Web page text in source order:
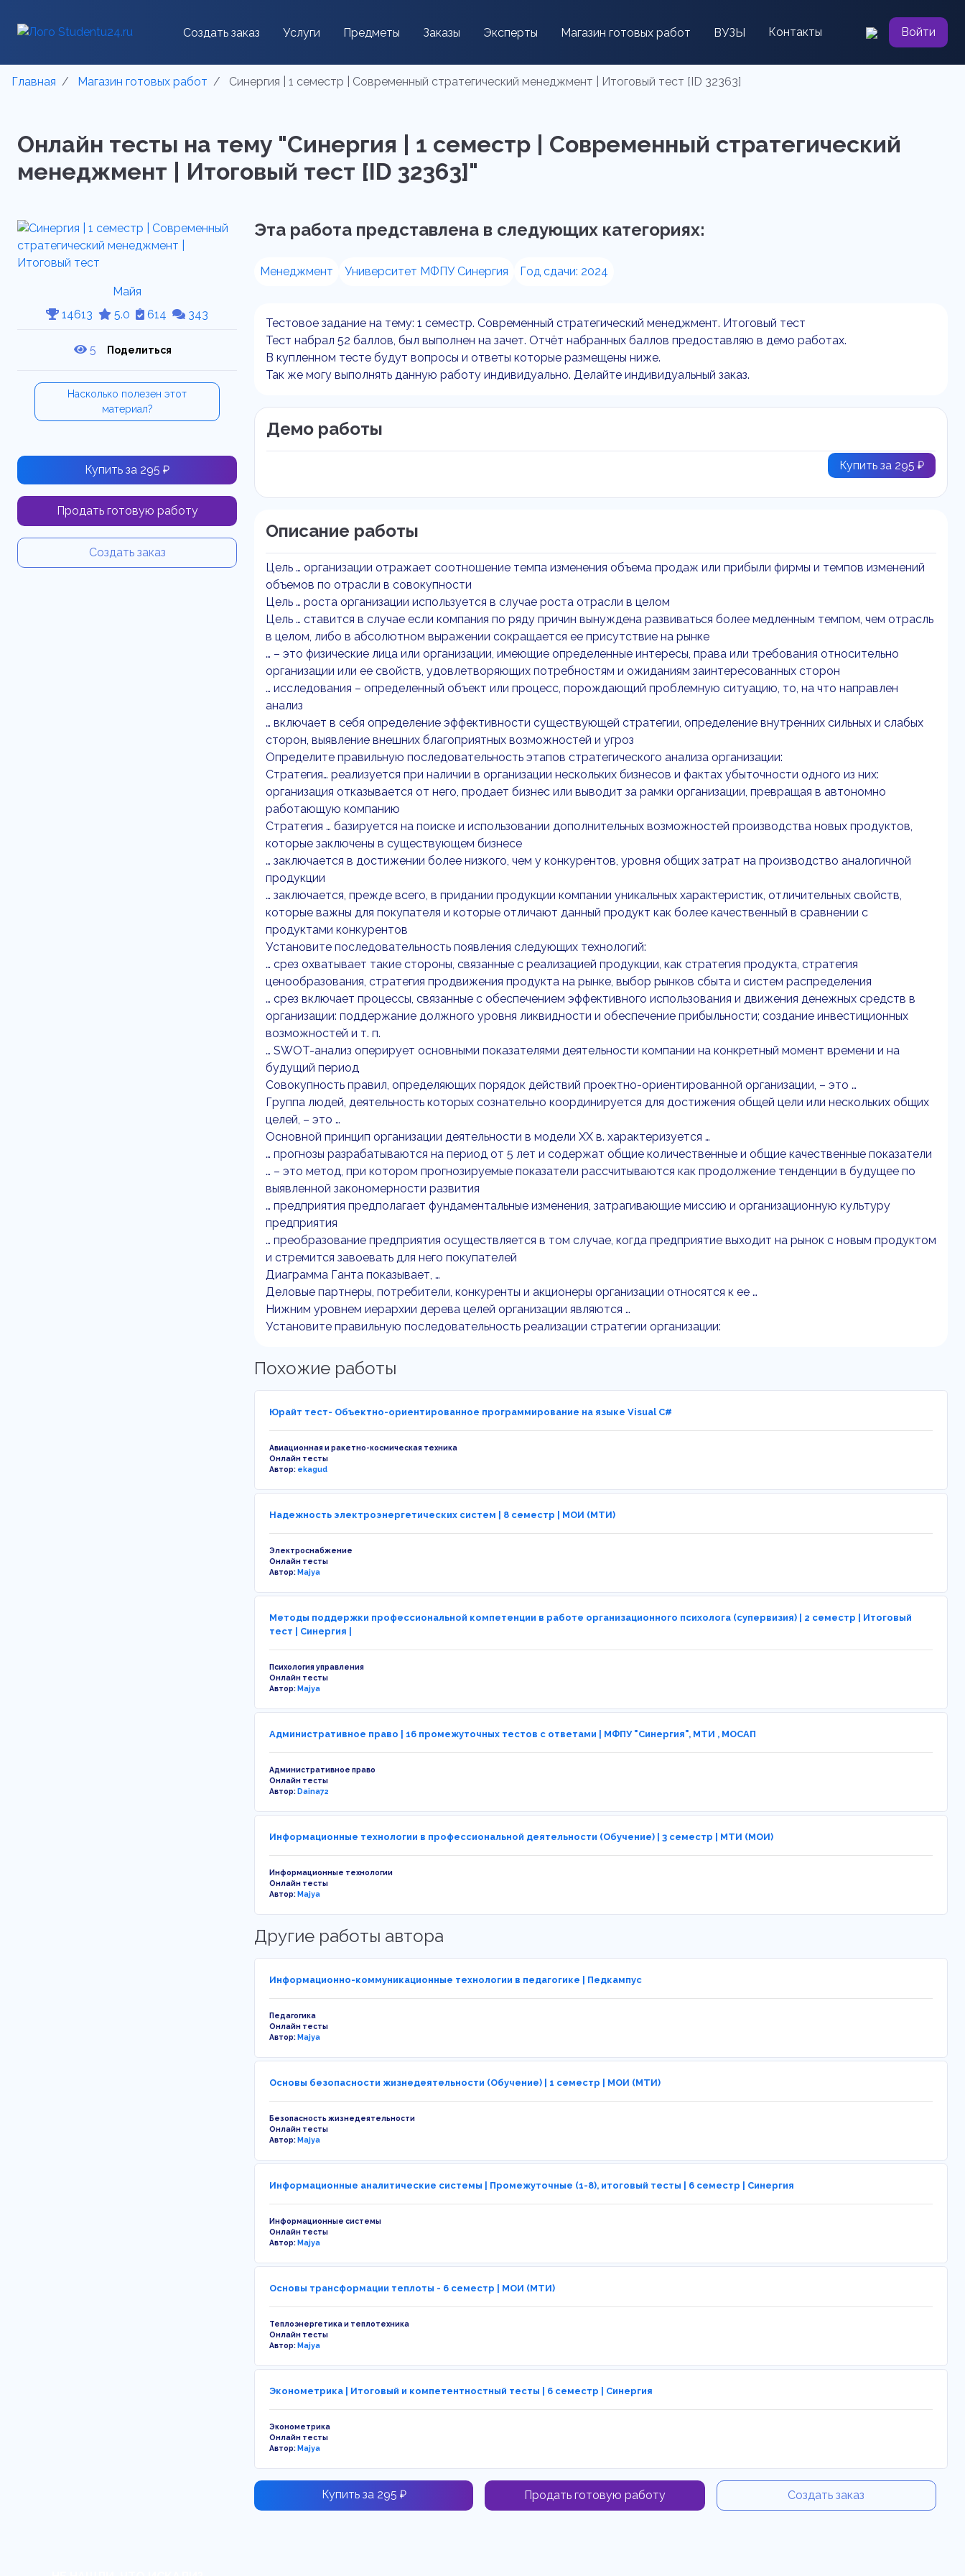
Создать заказ Услуги Предметы Заказы Эксперты Магазин готовых работ ВУЗЫ Контакты Войти
Главная Магазин готовых работ Синергия | 1 семестр | Современный стратегический менеджмент | Итоговый тест [ID 32363]
Онлайн тесты на тему "Синергия | 1 семестр | Современный стратегический
менеджмент | Итоговый тест [ID 32363]"
Майя
14613
5.0 614 343
5 Поделиться
Насколько полезен этот
материал?
Купить за 295 ₽
Продать готовую работу
Создать заказ
Эта работа представлена в следующих категориях:
Менеджмент Университет МФПУ Синергия Год сдачи: 2024
Тестовое задание на тему: 1 семестр. Современный стратегический менеджмент. Итоговый тест
Тест набрал 52 баллов, был выполнен на зачет. Отчёт набранных баллов предоставляю в демо работах.
В купленном тесте будут вопросы и ответы которые размещены ниже.
Так же могу выполнять данную работу индивидуально. Делайте индивидуальный заказ.
Демо работы
Купить за 295 ₽
Описание работы
Цель … организации отражает соотношение темпа изменения объема продаж или прибыли фирмы и темпов изменений
объемов по отрасли в совокупности
Цель … роста организации используется в случае роста отрасли в целом
Цель … ставится в случае если компания по ряду причин вынуждена развиваться более медленным темпом, чем отрасль
в целом, либо в абсолютном выражении сокращается ее присутствие на рынке
… – это физические лица или организации, имеющие определенные интересы, права или требования относительно
организации или ее свойств, удовлетворяющих потребностям и ожиданиям заинтересованных сторон
… исследования – определенный объект или процесс, порождающий проблемную ситуацию, то, на что направлен
анализ
… включает в себя определение эффективности существующей стратегии, определение внутренних сильных и слабых
сторон, выявление внешних благоприятных возможностей и угроз
Определите правильную последовательность этапов стратегического анализа организации:
Стратегия… реализуется при наличии в организации нескольких бизнесов и фактах убыточности одного из них:
организация отказывается от него, продает бизнес или выводит за рамки организации, превращая в автономно
работающую компанию
Стратегия … базируется на поиске и использовании дополнительных возможностей производства новых продуктов,
которые заключены в существующем бизнесе
… заключается в достижении более низкого, чем у конкурентов, уровня общих затрат на производство аналогичной
продукции
… заключается, прежде всего, в придании продукции компании уникальных характеристик, отличительных свойств,
которые важны для покупателя и которые отличают данный продукт как более качественный в сравнении с
продуктами конкурентов
Установите последовательность появления следующих технологий:
… срез охватывает такие стороны, связанные с реализацией продукции, как стратегия продукта, стратегия
ценообразования, стратегия продвижения продукта на рынке, выбор рынков сбыта и систем распределения
… срез включает процессы, связанные с обеспечением эффективного использования и движения денежных средств в
организации: поддержание должного уровня ликвидности и обеспечение прибыльности; создание инвестиционных
возможностей и т. п.
… SWOT-анализ оперирует основными показателями деятельности компании на конкретный момент времени и на
будущий период
Совокупность правил, определяющих порядок действий проектно-ориентированной организации, – это …
Группа людей, деятельность которых сознательно координируется для достижения общей цели или нескольких общих
целей, – это …
Основной принцип организации деятельности в модели XX в. характеризуется …
… прогнозы разрабатываются на период от 5 лет и содержат общие количественные и общие качественные показатели
… – это метод, при котором прогнозируемые показатели рассчитываются как продолжение тенденции в будущее по
выявленной закономерности развития
… предприятия предполагает фундаментальные изменения, затрагивающие миссию и организационную культуру
предприятия
… преобразование предприятия осуществляется в том случае, когда предприятие выходит на рынок с новым продуктом
и стремится завоевать для него покупателей
Диаграмма Ганта показывает, …
Деловые партнеры, потребители, конкуренты и акционеры организации относятся к ее …
Нижним уровнем иерархии дерева целей организации являются …
Установите правильную последовательность реализации стратегии организации:
Похожие работы
Юрайт тест- Объектно-ориентированное программирование на языке Visual C#
Авиационная и ракетно-космическая техника
Онлайн тесты
Автор: ekagud
Надежность электроэнергетических систем | 8 семестр | МОИ (МТИ)
Электроснабжение
Онлайн тесты
Автор:Majya
Методы поддержки профессиональной компетенции в работе организационного психолога (супервизия) | 2 семестр | Итоговый
тест | Синергия |
Психология управления
Онлайн тесты
Автор:Majya
Административное право | 16 промежуточных тестов с ответами | МФПУ "Синергия", МТИ , МОСАП
Административное право
Онлайн тесты
Автор:Daina72
Информационные технологии в профессиональной деятельности (Обучение) | 3 семестр | МТИ (МОИ)
Информационные технологии
Онлайн тесты
Автор:Majya
Другие работы автора
Информационно-коммуникационные технологии в педагогике | Педкампус
Педагогика
Онлайн тесты
Автор:Majya
Основы безопасности жизнедеятельности (Обучение) | 1 семестр | МОИ (МТИ)
Безопасность жизнедеятельности
Онлайн тесты
Автор:Majya
Информационные аналитические системы | Промежуточные (1-8), итоговый тесты | 6 семестр | Синергия
Информационные системы
Онлайн тесты
Автор:Majya
Основы трансформации теплоты - 6 семестр | МОИ (МТИ)
Теплоэнергетика и теплотехника
Онлайн тесты
Автор:Majya
Эконометрика | Итоговый и компетентностный тесты | 6 семестр | Синергия
Эконометрика
Онлайн тесты
Автор:Majya
Купить за 295 ₽ Продать готовую работу Создать заказ